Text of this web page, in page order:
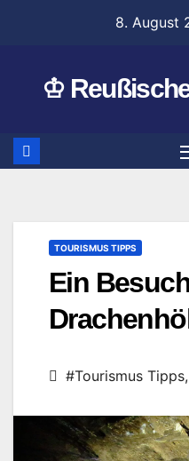
8. August
♔
TOURISMUS TIPPS
Ein
#Tourismus Tipps,